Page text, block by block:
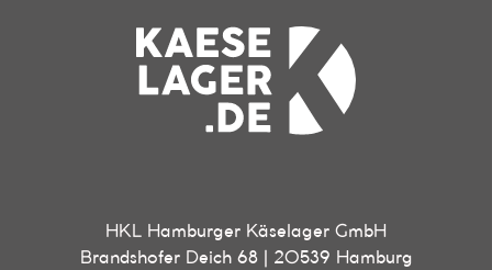
HKL Hamburger Käselager GmbH
Brandshofer Deich 68 | 20539 Hamburg